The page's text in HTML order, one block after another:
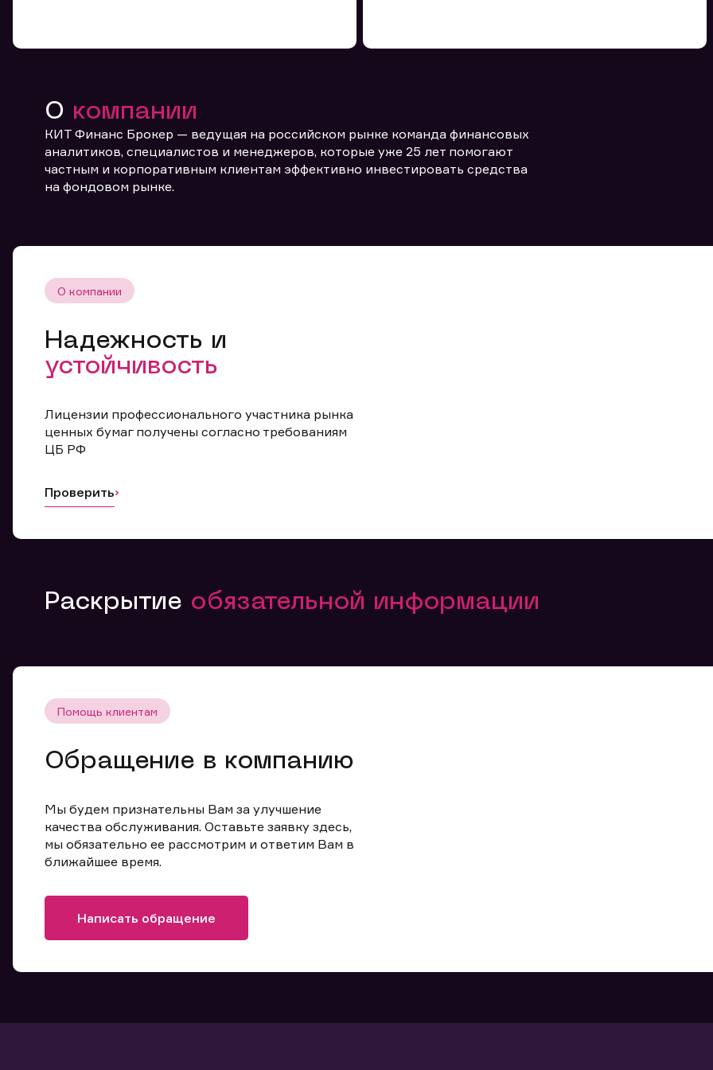
О компании
КИТ Финанс Брокер — ведущая на российском рынке команда финансовых
аналитиков, специалистов и менеджеров, которые уже 25 лет помогают
частным и корпоративным клиентам эффективно инвестировать средства
на фондовом рынке.
О компании
Надежность и
устойчивость
Лицензии профессионального участника рынка
ценных бумаг получены согласно требованиям
ЦБ РФ
Проверить
Раскрытие обязательной информации
Помощь клиентам
Обращение в компанию
Мы будем признательны Вам за улучшение
качества обслуживания. Оставьте заявку здесь,
мы обязательно ее рассмотрим и ответим Вам в
ближайшее время.
Написать обращение
Отправить заявку